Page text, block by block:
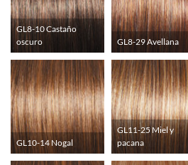
GL8-10 Castaño
oscuro
GL8-29 Avellana
GL10-14 Nogal
GL11-25 Miel y
pacana